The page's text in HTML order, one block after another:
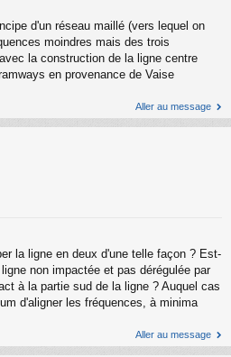
d'un réseau maillé (vers lequel on
moindres mais des trois
la construction de la ligne centre
en provenance de Vaise
Aller au message
la ligne en deux d'une telle façon ? Est-
non impactée et pas dérégulée par
à la partie sud de la ligne ? Auquel cas
d'aligner les fréquences, à minima
Aller au message